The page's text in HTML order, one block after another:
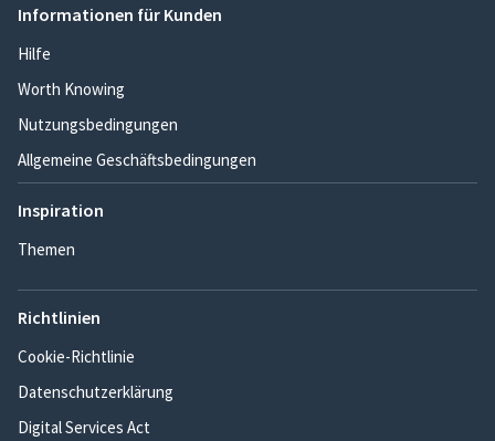
Informationen für Kunden
Hilfe
Worth Knowing
Nutzungsbedingungen
Allgemeine Geschäftsbedingungen
Inspiration
Themen
Richtlinien
Cookie-Richtlinie
Datenschutzerklärung
Digital Services Act